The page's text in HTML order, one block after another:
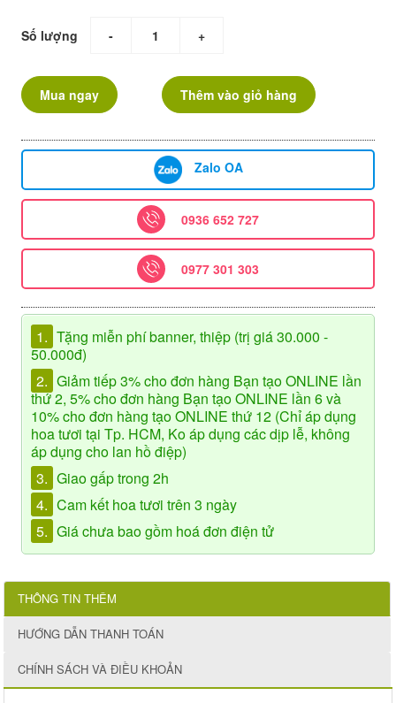
Số lượng - +
Mua ngay Thêm vào giỏ hàng
Zalo OA
0936 652 727
0977 301 303
1. Tặng miễn phí banner, thiệp (trị giá 30.000 -
50.000đ)
2. Giảm tiếp 3% cho đơn hàng Bạn tạo ONLINE lần
thứ 2, 5% cho đơn hàng Bạn tạo ONLINE lần 6 và
10% cho đơn hàng tạo ONLINE thứ 12 (Chỉ áp dụng
hoa tươi tại Tp. HCM, Ko áp dụng các dịp lễ, không
áp dụng cho lan hồ điệp)
3. Giao gấp trong 2h
4. Cam kết hoa tươi trên 3 ngày
5. Giá chưa bao gồm hoá đơn điện tử
THÔNG TIN THÊM
HƯỚNG DẪN THANH TOÁN
CHÍNH SÁCH VÀ ĐIỀU KHOẢN